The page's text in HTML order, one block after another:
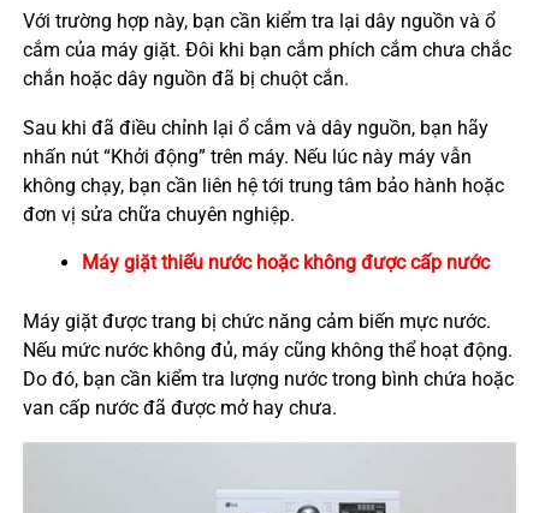
Với trường hợp này, bạn cần kiểm tra lại dây nguồn và ổ
cắm của máy giặt. Đôi khi bạn cắm phích cắm chưa chắc
chắn hoặc dây nguồn đã bị chuột cắn.
Sau khi đã điều chỉnh lại ổ cắm và dây nguồn, bạn hãy
nhấn nút “Khởi động” trên máy. Nếu lúc này máy vẫn
không chạy, bạn cần liên hệ tới trung tâm bảo hành hoặc
đơn vị sửa chữa chuyên nghiệp.
Máy giặt thiếu nước hoặc không được cấp nước
Máy giặt được trang bị chức năng cảm biến mực nước.
Nếu mức nước không đủ, máy cũng không thể hoạt động.
Do đó, bạn cần kiểm tra lượng nước trong bình chứa hoặc
van cấp nước đã được mở hay chưa.